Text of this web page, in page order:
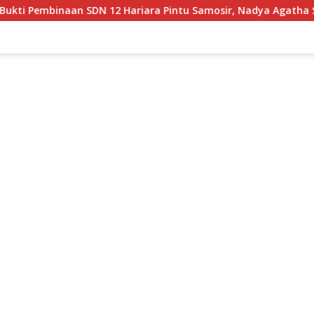
Pintu Samosir, Nadya Agatha Sihotang Wakili Sumut di